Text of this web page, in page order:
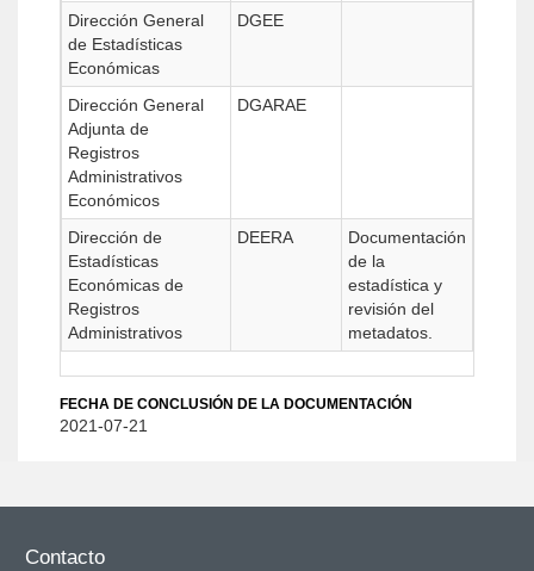
Dirección General
de Estadísticas
Económicas
DGEE
Dirección General
Adjunta de
Registros
Administrativos
Económicos
DGARAE
Dirección de
Estadísticas
Económicas de
Registros
Administrativos
DEERA
Documentación
de la
estadística y
revisión del
metadatos.
FECHA DE CONCLUSIÓN DE LA DOCUMENTACIÓN
2021-07-21
Contacto